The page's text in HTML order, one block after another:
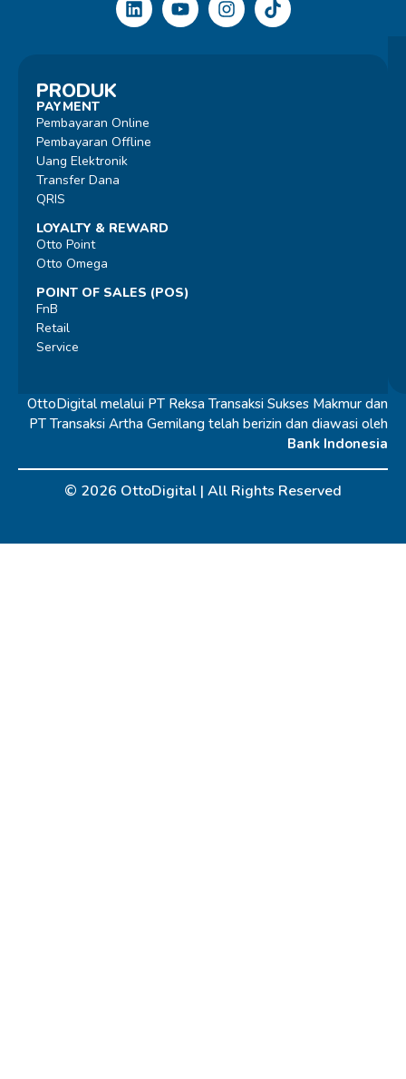
PRODUK
PAYMENT
Pembayaran Online
Pembayaran Offline
Uang Elektronik
Transfer Dana
QRIS
LOYALTY & REWARD
Otto Point
Otto Omega
POINT OF SALES (POS)
FnB
Retail
Service
OttoDigital melalui PT Reksa Transaksi Sukses Makmur dan
PT Transaksi Artha Gemilang telah berizin dan diawasi oleh
Bank Indonesia
© 2026 OttoDigital | All Rights Reserved